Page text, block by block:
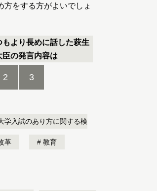
方をする方がよいでしょ
もより長めに話した萩生
臣の発言内容は
2 3
学入試のあり方に関する検
革 教育